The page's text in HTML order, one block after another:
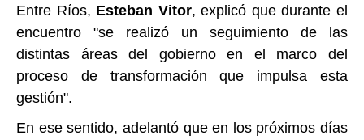
Entre Ríos, Esteban Vitor, explicó que durante el
encuentro "se realizó un seguimiento de las
distintas áreas del gobierno en el marco del
proceso de transformación que impulsa esta
gestión".
En ese sentido, adelantó que en los próximos días